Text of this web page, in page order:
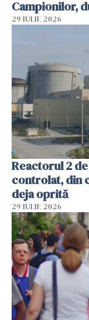
Campionilor,
29 IULIE 2026
Reactorul 2
controlat, din
deja oprită
29 IULIE 2026